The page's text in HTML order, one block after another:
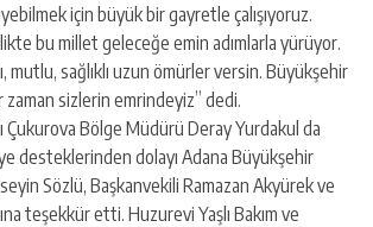
için büyük bir gayretle çalışıyoruz.
bu millet geleceğe emin adımlarla yürüyor.
mutlu, sağlıklı uzun ömürler versin. Büyükşehir
sizlerin emrindeyiz” dedi.
Çukurova Bölge Müdürü Deray Yurdakul da
desteklerinden dolayı Adana Büyükşehir
Sözlü, Başkanvekili Ramazan Akyürek ve
teşekkür etti. Huzurevi Yaşlı Bakım ve